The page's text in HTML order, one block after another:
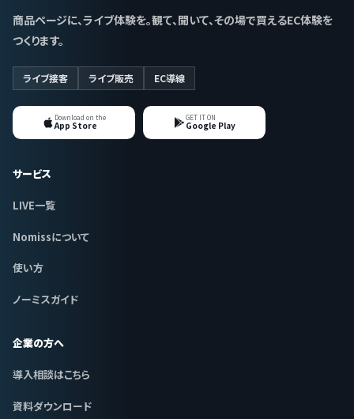
商品ページに、ライブ体験を。観て、聞いて、その場で買えるEC体験を
つくります。
ライブ接客 ライブ販売 EC導線
Download on the
App Store
GET IT ON
Google Play
サービス
LIVE一覧
Nomissについて
使い方
ノーミスガイド
企業の方へ
導入相談はこちら
資料ダウンロード